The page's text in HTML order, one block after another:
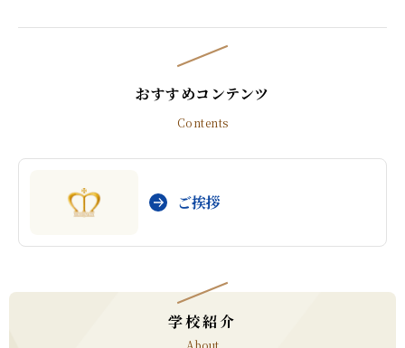
おすすめコンテンツ
Contents
ご挨拶
学校紹介
About